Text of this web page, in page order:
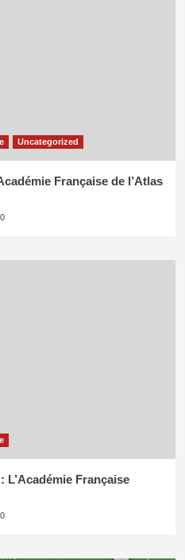
Uncategorized
Française de l’Atlas
0
L’Académie Française
0